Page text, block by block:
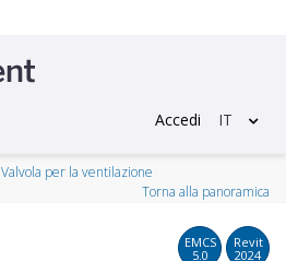
Accedi IT
Valvola per la ventilazione
Torna alla panoramica
EMCS
5.0
Revit
2024